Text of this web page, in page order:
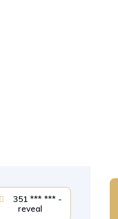
reveal